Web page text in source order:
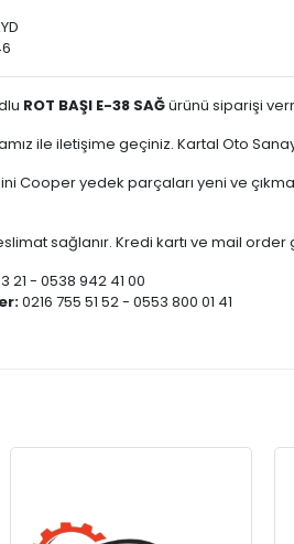
ROT BAŞI E-38 SAĞürünü siparişi
ile iletişime geçiniz. Kartal Oto
Cooper yedek parçaları yeni ve
sağlanır. Kredi kartı ve mail order
21 - 0538 942 41 00
0216 755 51 52 - 0553 800 01 41